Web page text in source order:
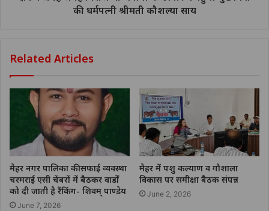
की धर्मपत्नी श्रीमती कौशल्या साय
Related Articles
मैहर नगर पालिका की सफाई व्यवस्था
चरमराई एसी चेंबरों में बैठकर वार्डों
को दी जाती है रैंकिंग- शिवम् पाण्डेय
June 7, 2026
मैहर में पशु कल्याण व गौशाला
विकास पर समीक्षा बैठक संपन्न
June 2, 2026